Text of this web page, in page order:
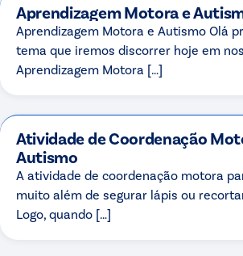
Aprendizagem Motora e
Aprendizagem Motora e Autismo Olá
tema que iremos discorrer hoje em
Aprendizagem Motora […]
Atividade de Coordenação
Autismo
A atividade de coordenação motora
muito além de segurar lápis ou
Logo, quando […]